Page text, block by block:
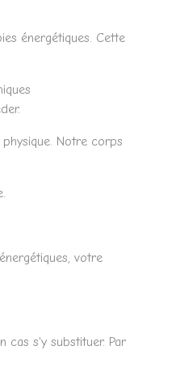
énergétiques. Cette
Notre corps
votre
cas s'y substituer. Par